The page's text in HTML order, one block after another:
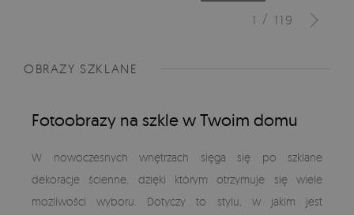
1 / 119
OBRAZY SZKLANE
Fotoobrazy na szkle w Twoim domu
W nowoczesnych wnętrzach sięga się po szklane
dekoracje ścienne, dzięki którym otrzymuje się wiele
możliwości wyboru. Dotyczy to stylu, w jakim jest